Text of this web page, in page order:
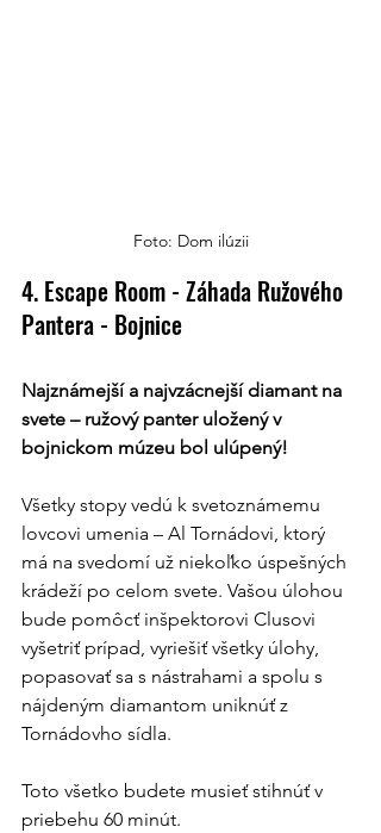
Foto: Dom ilúzii
4. Escape Room - Záhada Ružového
Pantera - Bojnice
Najznámejší a najvzácnejší diamant na
svete – ružový panter uložený v
bojnickom múzeu bol ulúpený!
Všetky stopy vedú k svetoznámemu
lovcovi umenia – Al Tornádovi, ktorý
má na svedomí už niekoľko úspešných
krádeží po celom svete. Vašou úlohou
bude pomôcť inšpektorovi Clusovi
vyšetriť prípad, vyriešiť všetky úlohy,
popasovať sa s nástrahami a spolu s
nájdeným diamantom uniknúť z
Tornádovho sídla.
Toto všetko budete musieť stihnúť v
priebehu 60 minút.